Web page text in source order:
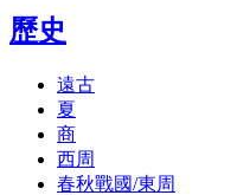
歷史
遠古
夏
商
西周
春秋戰國/東周